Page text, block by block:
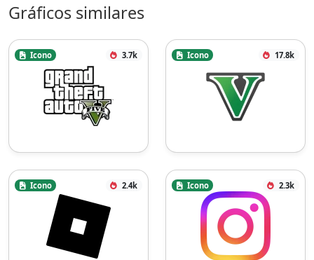
Gráficos similares
Icono 3.7k Icono 17.8k
Icono 2.4k Icono 2.3k